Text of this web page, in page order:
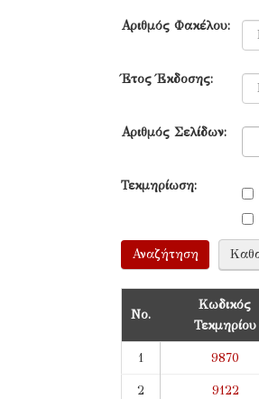
Αριθμός Φακέλου:
Έτος Έκδοσης:
Αριθμός Σελίδων:
Τεκμηρίωση:
Νο.
Κωδικός
Τεκμηρίου
1 9870
2 9122